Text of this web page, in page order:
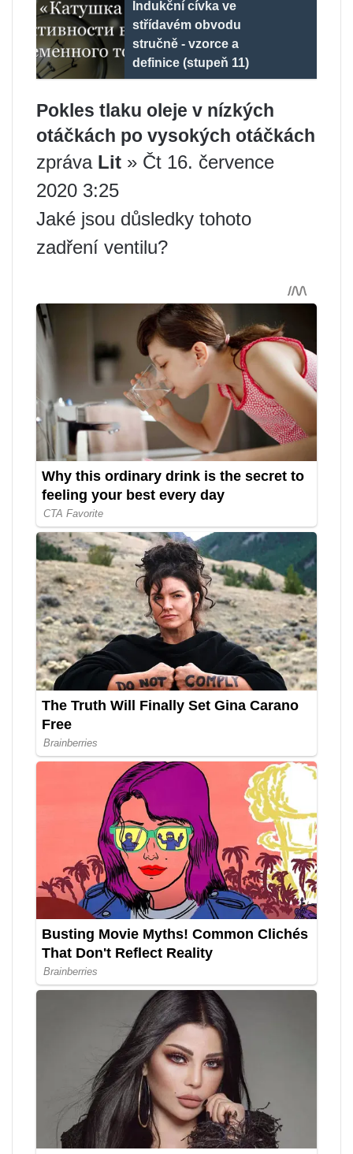
Indukční cívka ve
střídavém obvodu
stručně - vzorce a
definice (stupeň 11)
Pokles tlaku oleje v nízkých
otáčkách po vysokých otáčkách
zpráva Lit » Čt 16. července
2020 3:25
Jaké jsou důsledky tohoto
zadření ventilu?